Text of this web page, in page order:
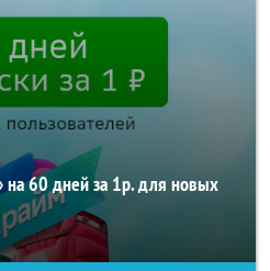
на 60 дней за 1р. для новых